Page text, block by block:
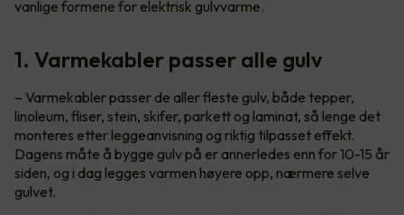
vanlige formene for elektrisk gulvvarme.
1. Varmekabler passer alle gulv
– Varmekabler passer de aller fleste gulv, både tepper,
linoleum, fliser, stein, skifer, parkett og laminat, så lenge det
monteres etter leggeanvisning og riktig tilpasset effekt.
Dagens måte å bygge gulv på er annerledes enn for 10-15 år
siden, og i dag legges varmen høyere opp, nærmere selve
gulvet.